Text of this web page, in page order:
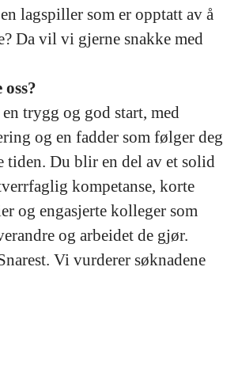
lagspiller som er opptatt av å
Da vil vi gjerne snakke med
trygg og god start, med
og en fadder som følger deg
tiden. Du blir en del av et solid
kompetanse, korte
og engasjerte kolleger som
og arbeidet de gjør.
Vi vurderer søknadene